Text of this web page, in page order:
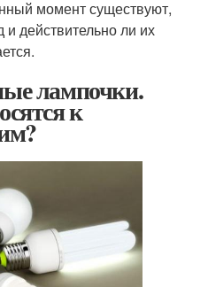
момент существуют,
действительно ли их
лампочки.
к